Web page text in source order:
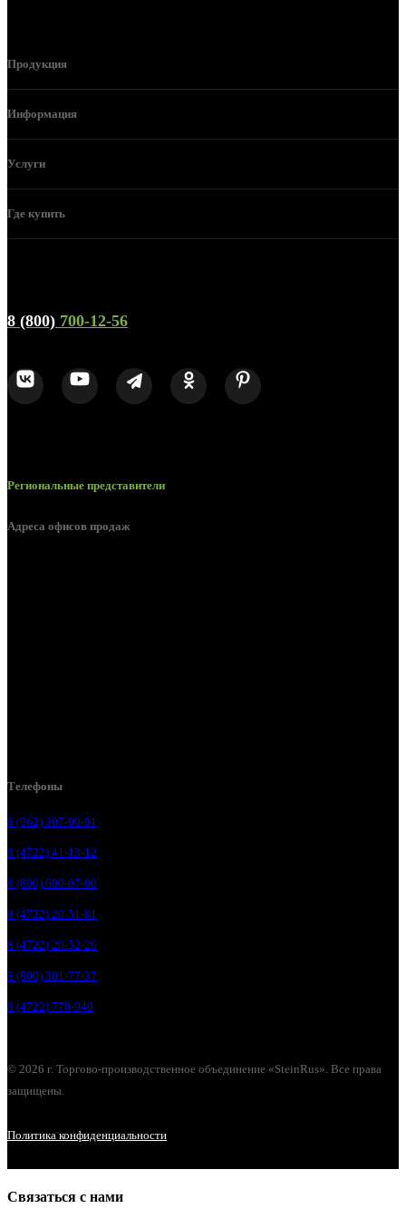
Продукция
Информация
Услуги
Где купить
8 (800) 700-12-56
Региональные представители
Адреса офисов продаж
Телефоны
8 (962) 307-00-91
8 (4722) 41-13-12
8 (800) 600-07-00
8 (4722) 20-51-81
8 (4722) 20-52-26
8 (800) 301-77-37
8 (4722) 770-940
© 2026 г. Торгово-производственное объединение «SteinRus». Все права
защищены.
Политика конфиденциальности
Связаться с нами